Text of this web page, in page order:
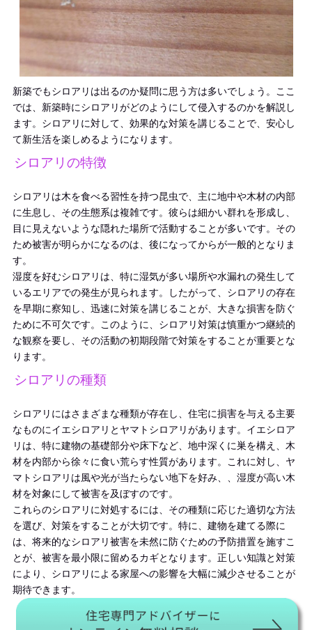
新築でもシロアリは出るのか疑問に思う方は多いでしょう。ここ
では、新築時にシロアリがどのようにして侵入するのかを解説し
ます。シロアリに対して、効果的な対策を講じることで、安心し
て新生活を楽しめるようになります。
シロアリの特徴
シロアリは木を食べる習性を持つ昆虫で、主に地中や木材の内部
に生息し、その生態系は複雑です。彼らは細かい群れを形成し、
目に見えないような隠れた場所で活動することが多いです。その
ため被害が明らかになるのは、後になってからが一般的となりま
す。
湿度を好むシロアリは、特に湿気が多い場所や水漏れの発生して
いるエリアでの発生が見られます。したがって、シロアリの存在
を早期に察知し、迅速に対策を講じることが、大きな損害を防ぐ
ために不可欠です。このように、シロアリ対策は慎重かつ継続的
な観察を要し、その活動の初期段階で対策をすることが重要とな
ります。
シロアリの種類
シロアリにはさまざまな種類が存在し、住宅に損害を与える主要
なものにイエシロアリとヤマトシロアリがあります。イエシロア
リは、特に建物の基礎部分や床下など、地中深くに巣を構え、木
材を内部から徐々に食い荒らす性質があります。これに対し、ヤ
マトシロアリは風や光が当たらない地下を好み、、湿度が高い木
材を対象にして被害を及ぼすのです。
これらのシロアリに対処するには、その種類に応じた適切な方法
を選び、対策をすることが大切です。特に、建物を建てる際に
は、将来的なシロアリ被害を未然に防ぐための予防措置を施すこ
とが、被害を最小限に留めるカギとなります。正しい知識と対策
により、シロアリによる家屋への影響を大幅に減少させることが
期待できます。